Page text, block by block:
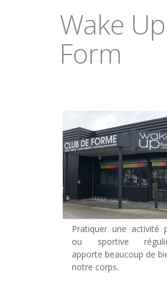
Wake Up
Form
Pratiquer une activité
ou sportive
apporte beaucoup de
notre corps.